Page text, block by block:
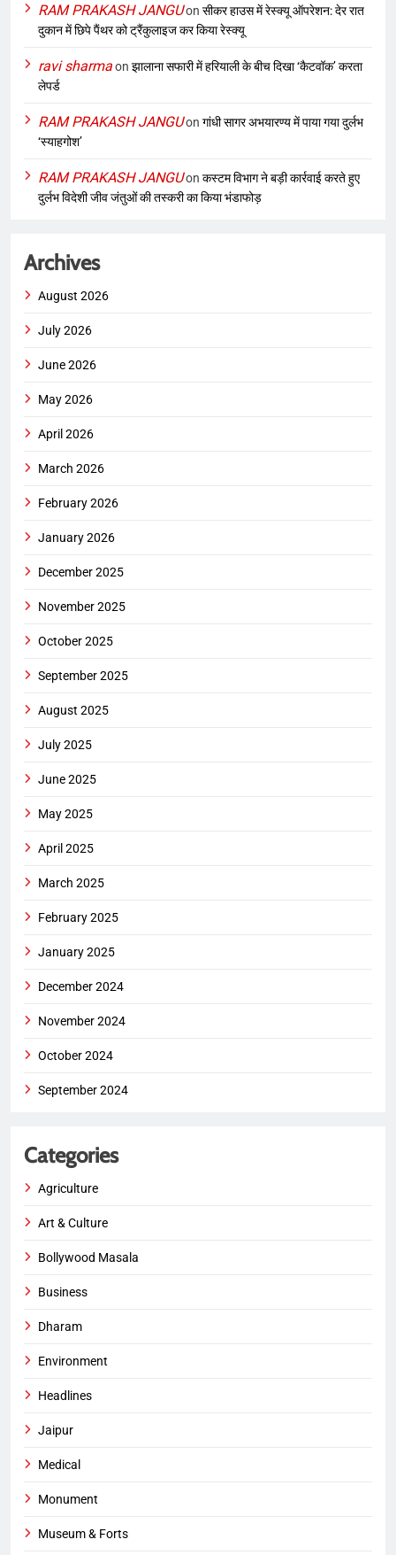
RAM PRAKASH JANGUon सीकर हाउस में रेस्क्यू ऑपरेशन: देर रात
दुकान में छिपे पैंथर को ट्रैंकुलाइज कर किया रेस्क्यू
ravi sharmaon झालाना सफारी में हरियाली के बीच दिखा ‘कैटवॉक’ करता
लेपर्ड
RAM PRAKASH JANGUon गांधी सागर अभयारण्य में पाया गया दुर्लभ
‘स्याहगोश’
RAM PRAKASH JANGUon कस्टम विभाग ने बड़ी कार्रवाई करते हुए
दुर्लभ विदेशी जीव जंतुओं की तस्करी का किया भंडाफोड़
Archives
August 2026
July 2026
June 2026
May 2026
April 2026
March 2026
February 2026
January 2026
December 2025
November 2025
October 2025
September 2025
August 2025
July 2025
June 2025
May 2025
April 2025
March 2025
February 2025
January 2025
December 2024
November 2024
October 2024
September 2024
Categories
Agriculture
Art & Culture
Bollywood Masala
Business
Dharam
Environment
Headlines
Jaipur
Medical
Monument
Museum & Forts